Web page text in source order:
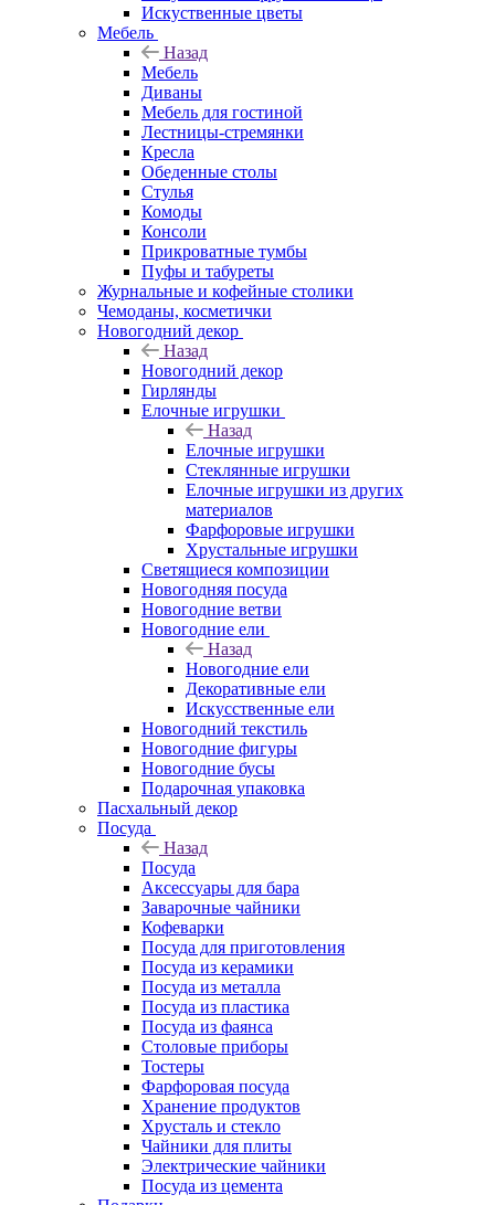
Искуственные цветы
Мебель
Назад
Мебель
Диваны
Мебель для гостиной
Лестницы-стремянки
Кресла
Обеденные столы
Стулья
Комоды
Консоли
Прикроватные тумбы
Пуфы и табуреты
Журнальные и кофейные столики
Чемоданы, косметички
Новогодний декор
Назад
Новогодний декор
Гирлянды
Елочные игрушки
Назад
Елочные игрушки
Стеклянные игрушки
Елочные игрушки из других
материалов
Фарфоровые игрушки
Хрустальные игрушки
Светящиеся композиции
Новогодняя посуда
Новогодние ветви
Новогодние ели
Назад
Новогодние ели
Декоративные ели
Искусственные ели
Новогодний текстиль
Новогодние фигуры
Новогодние бусы
Подарочная упаковка
Пасхальный декор
Посуда
Назад
Посуда
Аксессуары для бара
Заварочные чайники
Кофеварки
Посуда для приготовления
Посуда из керамики
Посуда из металла
Посуда из пластика
Посуда из фаянса
Столовые приборы
Тостеры
Фарфоровая посуда
Хранение продуктов
Хрусталь и стекло
Чайники для плиты
Электрические чайники
Посуда из цемента